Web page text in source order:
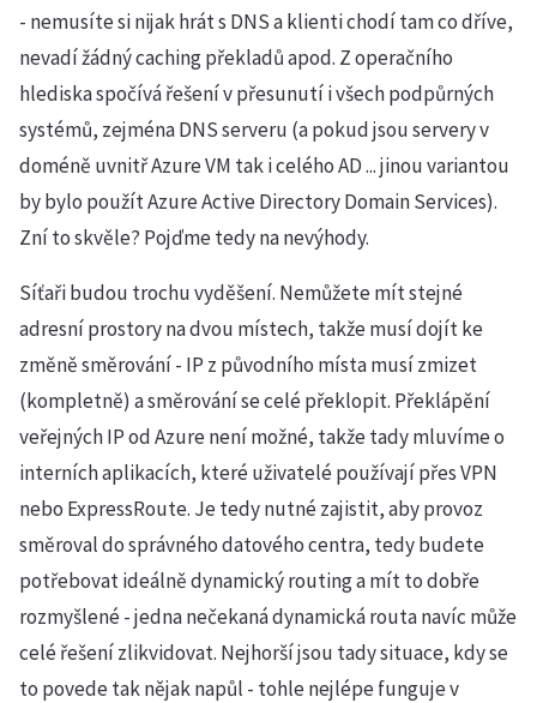
- nemusíte si nijak hrát s DNS a klienti chodí tam co dříve,
nevadí žádný caching překladů apod. Z operačního
hlediska spočívá řešení v přesunutí i všech podpůrných
systémů, zejména DNS serveru (a pokud jsou servery v
doméně uvnitř Azure VM tak i celého AD ... jinou variantou
by bylo použít Azure Active Directory Domain Services).
Zní to skvěle? Pojďme tedy na nevýhody.
Síťaři budou trochu vyděšení. Nemůžete mít stejné
adresní prostory na dvou místech, takže musí dojít ke
změně směrování - IP z původního místa musí zmizet
(kompletně) a směrování se celé překlopit. Překlápění
veřejných IP od Azure není možné, takže tady mluvíme o
interních aplikacích, které uživatelé používají přes VPN
nebo ExpressRoute. Je tedy nutné zajistit, aby provoz
směroval do správného datového centra, tedy budete
potřebovat ideálně dynamický routing a mít to dobře
rozmyšlené - jedna nečekaná dynamická routa navíc může
celé řešení zlikvidovat. Nejhorší jsou tady situace, kdy se
to povede tak nějak napůl - tohle nejlépe funguje v